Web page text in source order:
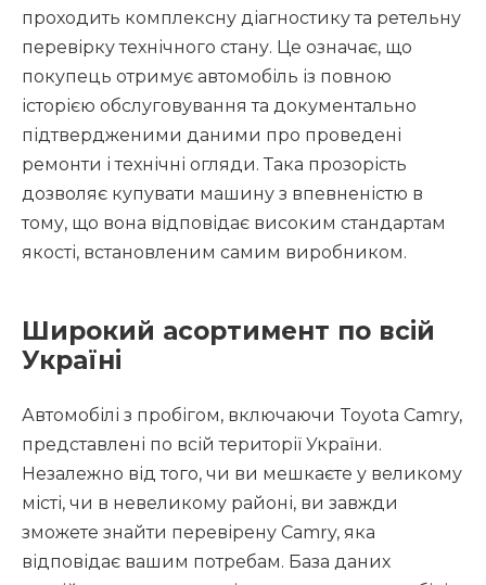
проходить комплексну діагностику та ретельну
перевірку технічного стану. Це означає, що
покупець отримує автомобіль із повною
історією обслуговування та документально
підтвердженими даними про проведені
ремонти і технічні огляди. Така прозорість
дозволяє купувати машину з впевненістю в
тому, що вона відповідає високим стандартам
якості, встановленим самим виробником.
Широкий асортимент по всій
Україні
Автомобілі з пробігом, включаючи Toyota Camry,
представлені по всій території України.
Незалежно від того, чи ви мешкаєте у великому
місті, чи в невеликому районі, ви завжди
зможете знайти перевірену Camry, яка
відповідає вашим потребам. База даних